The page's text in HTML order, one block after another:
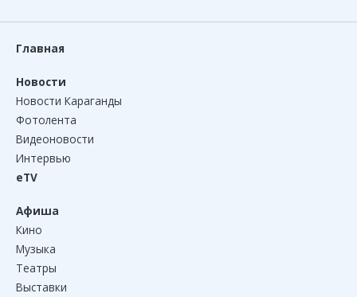
Главная
Новости
Новости Караганды
Фотолента
Видеоновости
Интервью
eTV
Афиша
Кино
Музыка
Театры
Выставки